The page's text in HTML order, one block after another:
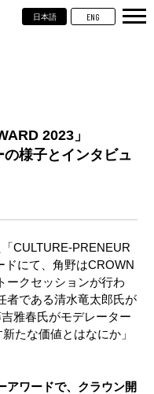
日本語 ENG
2023」
様子とインタビュ
CULTURE-PRENEUR
ドにて、角野はCROWN
ークセッションが行わ
者である清水竜太郎氏が
雅春氏がモデレーター
たな価値とはなにか」
アワードで、クラウン開